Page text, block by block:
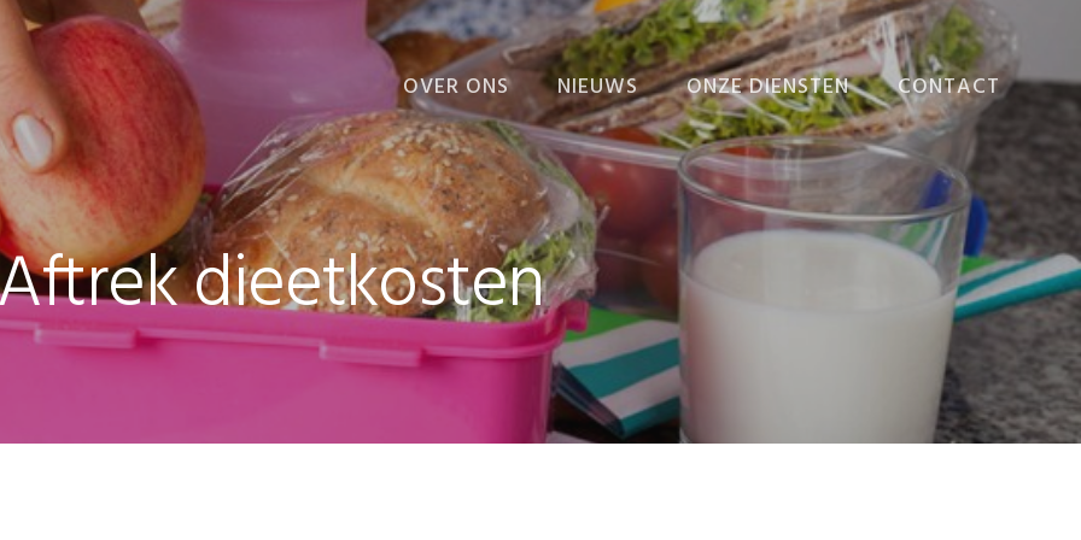
OVER ONS
VOORDELEN
NIEUWS
NIEUWS
EINDEJAARSNIEUWSBRIEF
ONZE DIENSTEN
ADMINISTRATIE
VERZORGEN
ADMINISTRATIEVE
ORGANISATIE EN
INTERNE BEHEERSING
CONTACT
dieetkosten